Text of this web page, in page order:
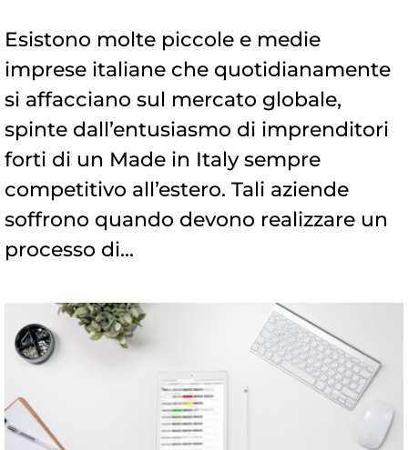
Esistono molte piccole e medie
imprese italiane che quotidianamente
si affacciano sul mercato globale,
spinte dall’entusiasmo di imprenditori
forti di un Made in Italy sempre
competitivo all’estero. Tali aziende
soffrono quando devono realizzare un
processo di...